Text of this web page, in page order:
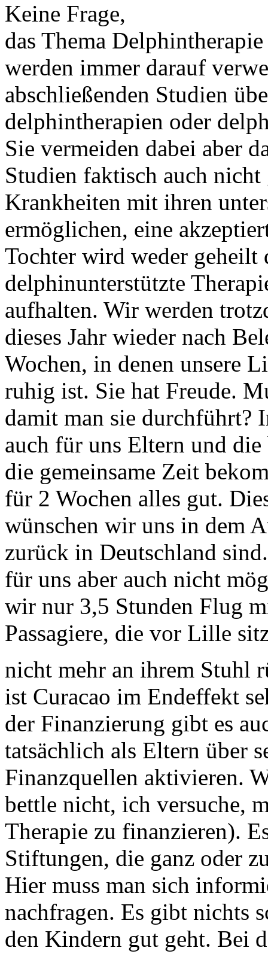
Keine Frage,
das Thema
werden immer darauf
abschließenden Studien
delphintherapien oder
Sie vermeiden dabei aber
Studien faktisch auch
Krankheiten mit ihren
ermöglichen, eine
Tochter wird weder geheilt
delphinunterstützte
aufhalten. Wir werden
dieses Jahr wieder nach
Wochen, in denen unsere
ruhig ist. Sie hat Freude.
damit man sie
auch für uns Eltern und
die gemeinsame Zeit
für 2 Wochen alles gut.
wünschen wir uns in dem
zurück in Deutschland
für uns aber auch nicht
wir nur 3,5 Stunden Flug
Passagiere, die vor Lille
nicht mehr an ihrem Stuhl
ist Curacao im Endeffekt
der Finanzierung gibt es
tatsächlich als Eltern über
Finanzquellen aktivieren.
bettle nicht, ich versuche,
Therapie zu finanzieren).
Stiftungen, die ganz oder
Hier muss man sich
nachfragen. Es gibt nichts
den Kindern gut geht. Bei